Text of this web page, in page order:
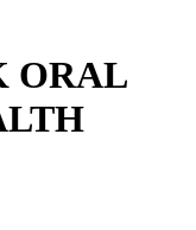
ORAL